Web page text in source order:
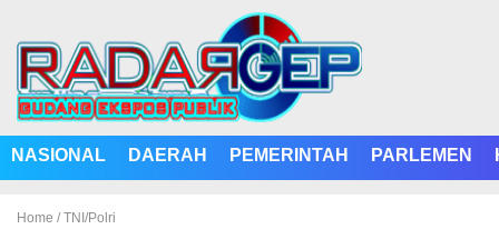
NASIONAL DAERAH PEMERINTAH PARLEMEN
Home / TNI/Polri